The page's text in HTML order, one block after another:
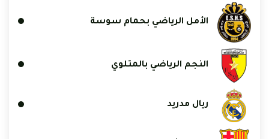
الأمل الرياضي بحمام سوسة
النجم الرياضي بالمتلوي
ريال مدريد